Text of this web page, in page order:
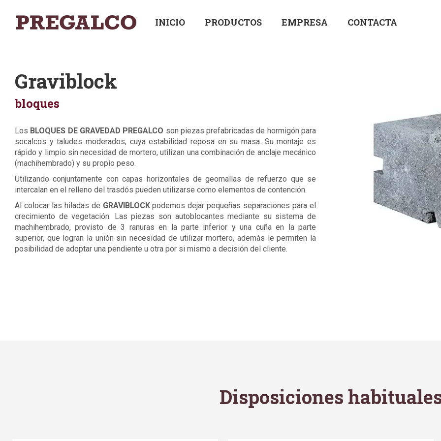
INICIO PRODUCTOS EMPRESA CONTACTA
Graviblock
bloques
Los BLOQUES DE GRAVEDAD PREGALCO son piezas prefabricadas de hormigón para
socalcos y taludes moderados, cuya estabilidad reposa en su masa. Su montaje es
rápido y limpio sin necesidad de mortero, utilizan una combinación de anclaje mecánico
(machihembrado) y su propio peso.
Utilizando conjuntamente con capas horizontales de geomallas de refuerzo que se
intercalan en el relleno del trasdós pueden utilizarse como elementos de contención.
Al colocar las hiladas de GRAVIBLOCKpodemos dejar pequeñas separaciones para el
crecimiento de vegetación. Las piezas son autoblocantes mediante su sistema de
machihembrado, provisto de 3 ranuras en la parte inferior y una cuña en la parte
superior, que logran la unión sin necesidad de utilizar mortero, además le permiten la
posibilidad de adoptar una pendiente u otra por si mismo a decisión del cliente.
Disposiciones